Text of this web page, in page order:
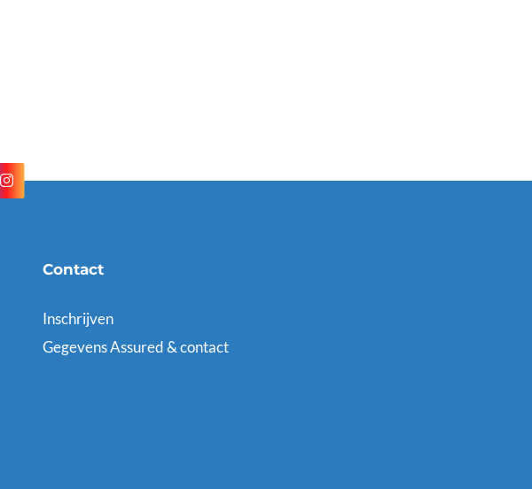
Contact
Inschrijven
Gegevens Assured & contact